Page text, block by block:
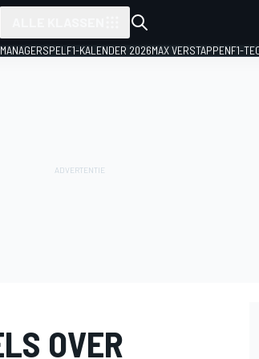
F1-KALENDER 2026MAX VERSTAPPENF1-
OVER